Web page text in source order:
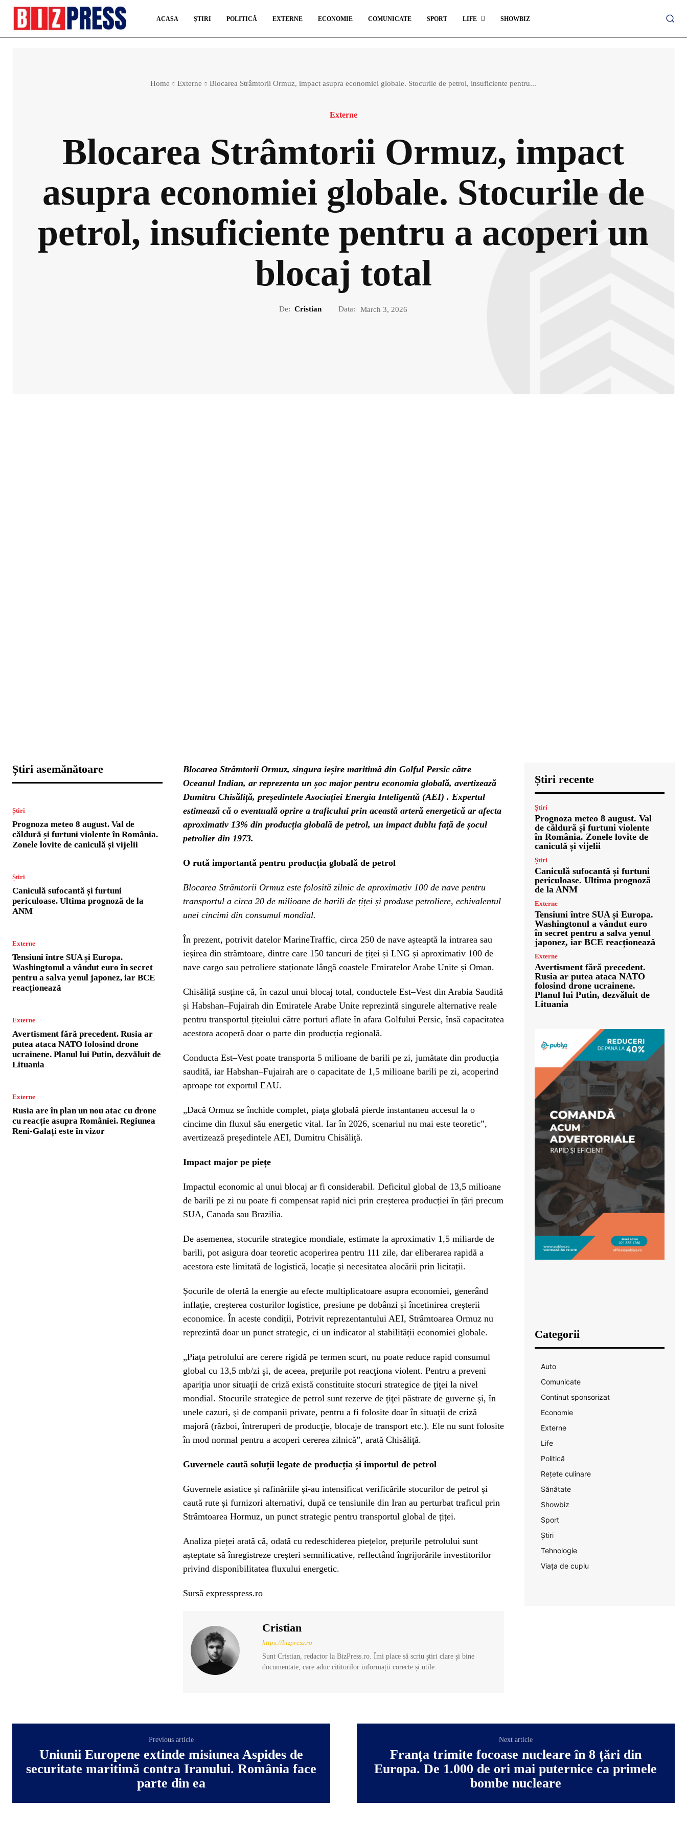
ACASA ȘTIRI POLITICĂ EXTERNE ECONOMIE COMUNICATE SPORT LIFE SHOWBIZ
Home Externe Blocarea Strâmtorii Ormuz, impact asupra economiei globale. Stocurile de petrol, insuficiente pentru...
Externe
Blocarea Strâmtorii Ormuz, impact
asupra economiei globale. Stocurile de
petrol, insuficiente pentru a acoperi un
blocaj total
De: Cristian Data: March 3, 2026
Știri asemănătoare
Știri
Prognoza meteo 8 august. Val de
căldură și furtuni violente în România.
Zonele lovite de caniculă și vijelii
Știri
Caniculă sufocantă și furtuni
periculoase. Ultima prognoză de la
ANM
Externe
Tensiuni între SUA și Europa.
Washingtonul a vândut euro în secret
pentru a salva yenul japonez, iar BCE
reacționează
Externe
Avertisment fără precedent. Rusia ar
putea ataca NATO folosind drone
ucrainene. Planul lui Putin, dezvăluit de
Lituania
Externe
Rusia are în plan un nou atac cu drone
cu reacție asupra României. Regiunea
Reni-Galați este în vizor
Blocarea Strâmtorii Ormuz, singura ieșire maritimă din Golful Persic către
Oceanul Indian, ar reprezenta un șoc major pentru economia globală, avertizează
Dumitru Chisăliță, președintele Asociației Energia Inteligentă (AEI) . Expertul
estimează că o eventuală oprire a traficului prin această arteră energetică ar afecta
aproximativ 13% din producția globală de petrol, un impact dublu față de șocul
petrolier din 1973.
O rută importantă pentru producția globală de petrol
Blocarea Strâmtorii Ormuz este folosită zilnic de aproximativ 100 de nave pentru
transportul a circa 20 de milioane de barili de țiței și produse petroliere, echivalentul
unei cincimi din consumul mondial.
În prezent, potrivit datelor MarineTraffic, circa 250 de nave așteaptă la intrarea sau
ieșirea din strâmtoare, dintre care 150 tancuri de țiței și LNG și aproximativ 100 de
nave cargo sau petroliere staționate lângă coastele Emiratelor Arabe Unite și Oman.
Chisăliță susține că, în cazul unui blocaj total, conductele Est–Vest din Arabia Saudită
și Habshan–Fujairah din Emiratele Arabe Unite reprezintă singurele alternative reale
pentru transportul țițeiului către porturi aflate în afara Golfului Persic, însă capacitatea
acestora acoperă doar o parte din producția regională.
Conducta Est–Vest poate transporta 5 milioane de barili pe zi, jumătate din producția
saudită, iar Habshan–Fujairah are o capacitate de 1,5 milioane barili pe zi, acoperind
aproape tot exportul EAU.
„Dacă Ormuz se închide complet, piaţa globală pierde instantaneu accesul la o
cincime din fluxul său energetic vital. Iar în 2026, scenariul nu mai este teoretic”,
avertizează preşedintele AEI, Dumitru Chisăliţă.
Impact major pe piețe
Impactul economic al unui blocaj ar fi considerabil. Deficitul global de 13,5 milioane
de barili pe zi nu poate fi compensat rapid nici prin creșterea producției în țări precum
SUA, Canada sau Brazilia.
De asemenea, stocurile strategice mondiale, estimate la aproximativ 1,5 miliarde de
barili, pot asigura doar teoretic acoperirea pentru 111 zile, dar eliberarea rapidă a
acestora este limitată de logistică, locație și necesitatea alocării prin licitații.
Șocurile de ofertă la energie au efecte multiplicatoare asupra economiei, generând
inflație, creșterea costurilor logistice, presiune pe dobânzi și încetinirea creșterii
economice. În aceste condiții, Potrivit reprezentantului AEI, Strâmtoarea Ormuz nu
reprezintă doar un punct strategic, ci un indicator al stabilității economiei globale.
„Piaţa petrolului are cerere rigidă pe termen scurt, nu poate reduce rapid consumul
global cu 13,5 mb/zi şi, de aceea, preţurile pot reacţiona violent. Pentru a preveni
apariţia unor situaţii de criză există constituite stocuri strategice de ţiţei la nivel
mondial. Stocurile strategice de petrol sunt rezerve de ţiţei păstrate de guverne şi, în
unele cazuri, şi de companii private, pentru a fi folosite doar în situaţii de criză
majoră (război, întreruperi de producţie, blocaje de transport etc.). Ele nu sunt folosite
în mod normal pentru a acoperi cererea zilnică”, arată Chisăliţă.
Guvernele caută soluții legate de producția și importul de petrol
Guvernele asiatice și rafinăriile și-au intensificat verificările stocurilor de petrol și
caută rute și furnizori alternativi, după ce tensiunile din Iran au perturbat traficul prin
Strâmtoarea Hormuz, un punct strategic pentru transportul global de țiței.
Analiza pieței arată că, odată cu redeschiderea piețelor, prețurile petrolului sunt
așteptate să înregistreze creșteri semnificative, reflectând îngrijorările investitorilor
privind disponibilitatea fluxului energetic.
Sursă expresspress.ro
Cristian
https://bizpress.ro
Sunt Cristian, redactor la BizPress.ro. Îmi place să scriu știri clare și bine
documentate, care aduc cititorilor informații corecte și utile.
Știri recente
Știri
Prognoza meteo 8 august. Val
de căldură și furtuni violente
în România. Zonele lovite de
caniculă și vijelii
Știri
Caniculă sufocantă și furtuni
periculoase. Ultima prognoză
de la ANM
Externe
Tensiuni între SUA și Europa.
Washingtonul a vândut euro
în secret pentru a salva yenul
japonez, iar BCE reacționează
Externe
Avertisment fără precedent.
Rusia ar putea ataca NATO
folosind drone ucrainene.
Planul lui Putin, dezvăluit de
Lituania
Categorii
Auto
Comunicate
Continut sponsorizat
Economie
Externe
Life
Politică
Rețete culinare
Sănătate
Showbiz
Sport
Știri
Tehnologie
Viața de cuplu
Previous article
Uniunii Europene extinde misiunea Aspides de
securitate maritimă contra Iranului. România face
parte din ea
Next article
Franța trimite focoase nucleare în 8 țări din
Europa. De 1.000 de ori mai puternice ca primele
bombe nucleare